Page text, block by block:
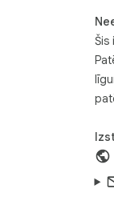
Šis